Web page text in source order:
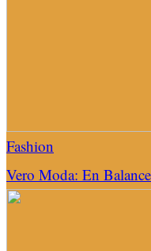
Fashion
Vero Moda: En